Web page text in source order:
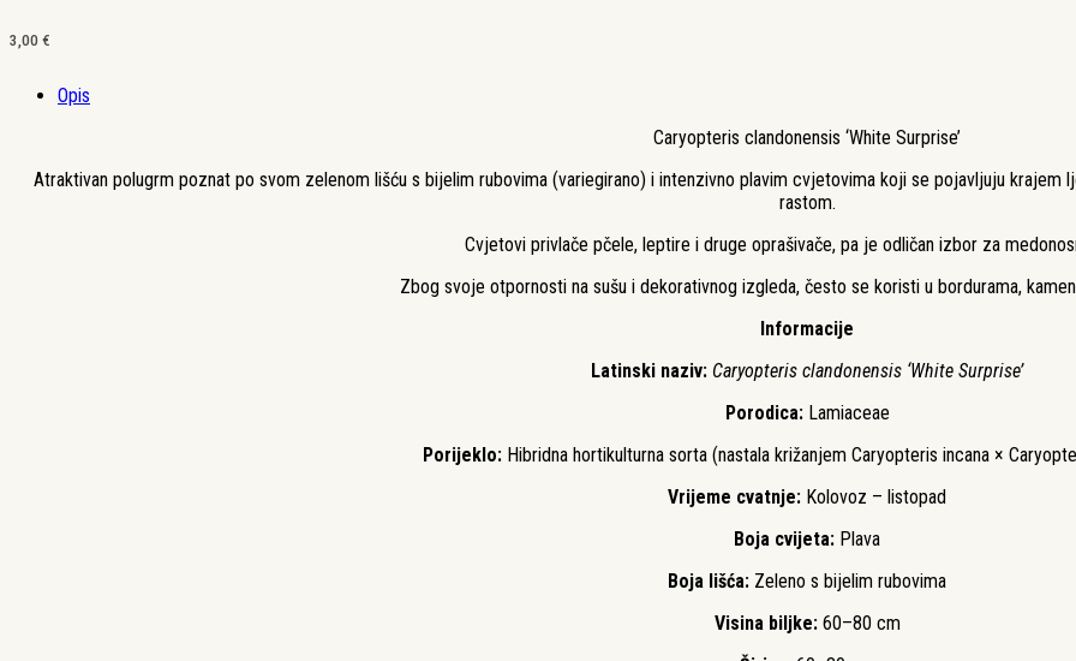
3,00 €
Opis
Caryopteris clandonensis ‘White Surprise’
Atraktivan polugrm poznat po svom zelenom lišću s bijelim rubovima (variegirano) i intenzivno plavim cvjetovima koji se pojavljuju
rastom.
Cvjetovi privlače pčele, leptire i druge oprašivače, pa je odličan izbor za
Zbog svoje otpornosti na sušu i dekorativnog izgleda, često se koristi u bordurama,
Informacije
Latinski naziv: Caryopteris clandonensis ‘White Surprise’
Porodica: Lamiaceae
Porijeklo: Hibridna hortikulturna sorta (nastala križanjem Caryopteris incana ×
Vrijeme cvatnje: Kolovoz – listopad
Boja cvijeta: Plava
Boja lišća: Zeleno s bijelim rubovima
Visina biljke: 60–80 cm